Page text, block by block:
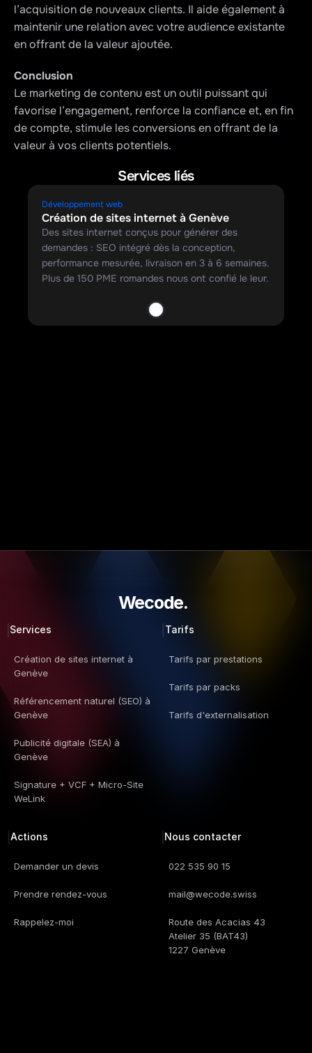
l’acquisition de nouveaux clients. Il aide également à
maintenir une relation avec votre audience existante
en offrant de la valeur ajoutée.
Conclusion
Le marketing de contenu est un outil puissant qui
favorise l’engagement, renforce la confiance et, en fin
de compte, stimule les conversions en offrant de la
valeur à vos clients potentiels.
Services liés
Développement web
Création de sites internet à Genève
Des sites internet conçus pour générer des
demandes : SEO intégré dès la conception,
performance mesurée, livraison en 3 à 6 semaines.
Plus de 150 PME romandes nous ont confié le leur.
Wecode.
Services
Création de sites internet à
Genève
Référencement naturel (SEO) à
Genève
Publicité digitale (SEA) à
Genève
Signature + VCF + Micro-Site
WeLink
Tarifs
Tarifs par prestations
Tarifs par packs
Tarifs d'externalisation
Actions
Demander un devis
Prendre rendez-vous
Rappelez-moi
Nous contacter
022 535 90 15
mail@wecode.swiss
Route des Acacias 43
Atelier 35 (BAT43)
1227 Genève